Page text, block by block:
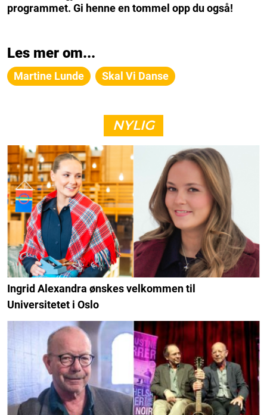
programmet. Gi henne en tommel opp du også!
Les mer om...
Martine Lunde Skal Vi Danse
NYLIG
Ingrid Alexandra ønskes velkommen til
Universitetet i Oslo